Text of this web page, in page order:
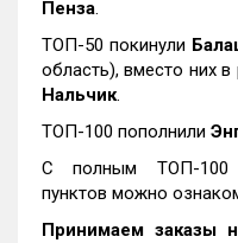
Пенза.
ТОП-50 покинули
область), вместо них в
Нальчик.
ТОП-100 пополнили
С полным ТОП-100
пунктов можно
Принимаем заказы